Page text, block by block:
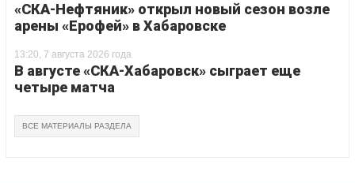
«СКА-Нефтяник» открыл новый сезон возле
арены «Ерофей» в Хабаровске
13:20, 7 августа 2026 года
В августе «СКА-Хабаровск» сыграет еще
четыре матча
ВСЕ МАТЕРИАЛЫ РАЗДЕЛА